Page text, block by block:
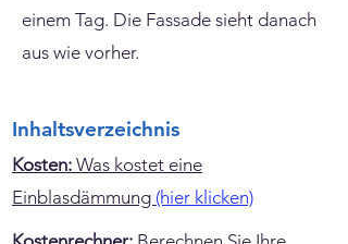
einem Tag. Die Fassade sieht danach
aus wie vorher.
Inhaltsverzeichnis
Kosten: Was kostet eine
Einblasdämmung (hier klicken)